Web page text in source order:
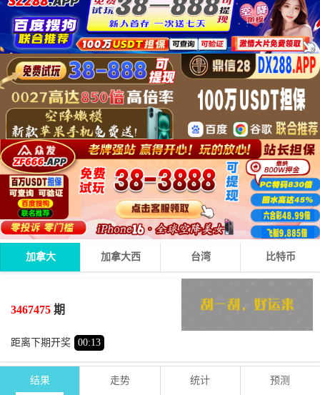
加拿大 加拿大西 台湾 比特币
3467475 期
距离下期开奖 00:13
0 + 7 + 2 = 09
期号 号码
结果 走势 统计 预测